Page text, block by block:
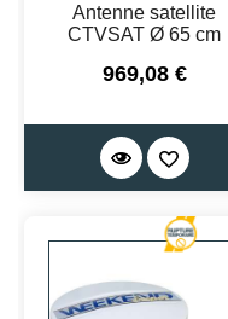
Antenne satellite
CTVSAT Ø 65 cm
Prix
969,08 €